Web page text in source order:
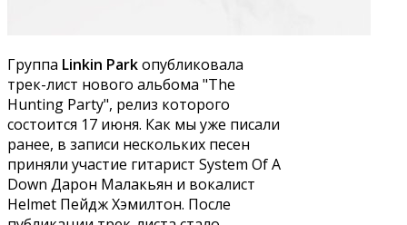
Группа Linkin Parkопубликовала
трек-лист нового альбома "The
Hunting Party", релиз которого
состоится 17 июня. Как мы уже писали
ранее, в записи нескольких песен
приняли участие гитарист System Of A
Down Дарон Малакьян и вокалист
Helmet Пейдж Хэмилтон. После